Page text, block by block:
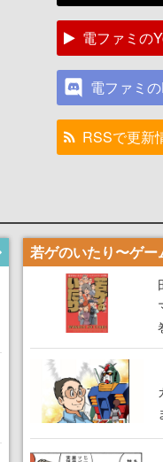
電ファミの
電ファミ
RSSで更新